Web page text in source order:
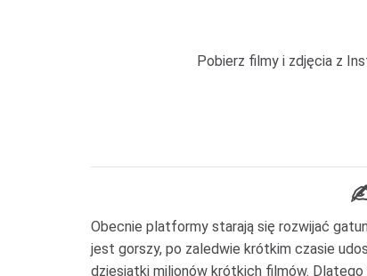
Pobierz filmy i zdjęcia z
Obecnie platformy starają się rozwijać
jest gorszy, po zaledwie krótkim czasie
dziesiątki milionów krótkich filmów.